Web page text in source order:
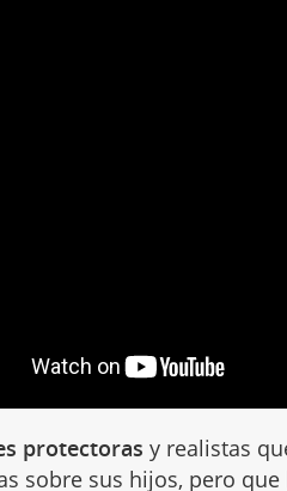
protectoras y realistas
sobre sus hijos, pero que